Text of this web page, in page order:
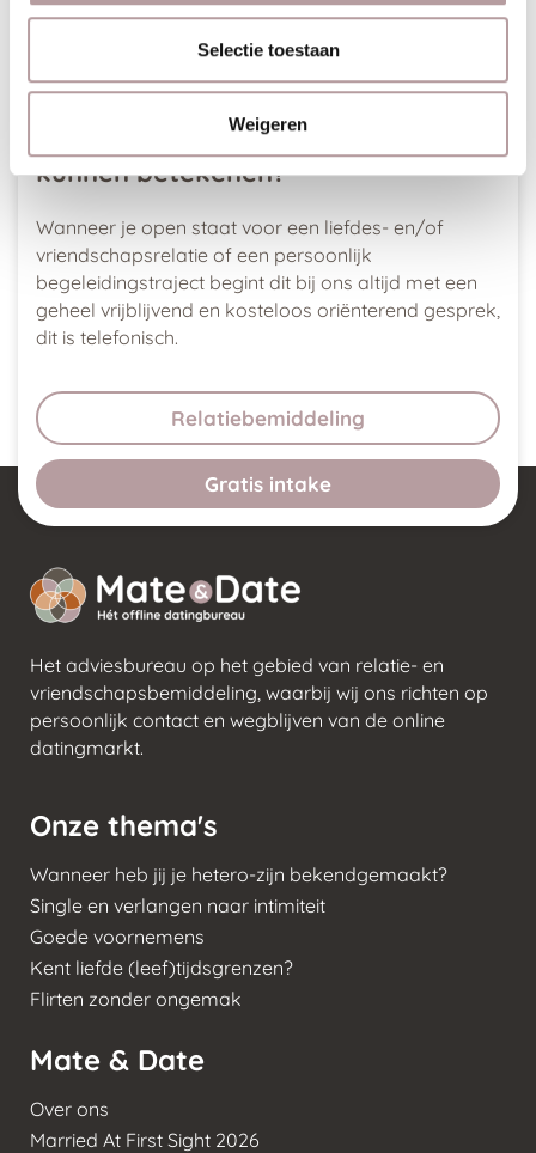
Selectie toestaan
Weigeren
Benieuwd naar wat we voor jou
kunnen betekenen?
Wanneer je open staat voor een liefdes- en/of
vriendschapsrelatie of een persoonlijk
begeleidingstraject begint dit bij ons altijd met een
geheel vrijblijvend en kosteloos oriënterend gesprek,
dit is telefonisch.
Relatiebemiddeling
Gratis intake
Het adviesbureau op het gebied van relatie- en
vriendschapsbemiddeling, waarbij wij ons richten op
persoonlijk contact en wegblijven van de online
datingmarkt.
Onze thema's
Wanneer heb jij je hetero-zijn bekendgemaakt?
Single en verlangen naar intimiteit
Goede voornemens
Kent liefde (leef)tijdsgrenzen?
Flirten zonder ongemak
Mate & Date
Over ons
Married At First Sight 2026